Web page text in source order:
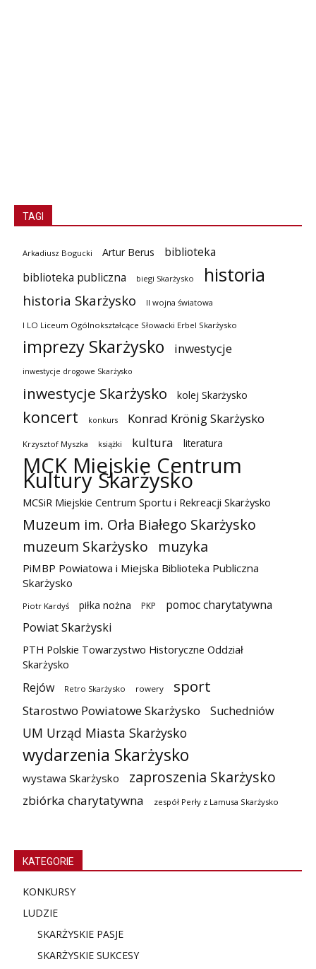
TAGI
Arkadiusz Bogucki Artur Berus
biblioteka
biblioteka publiczna
biegi Skarżysko historia
historia Skarżysko II wojna światowa
I LO Liceum Ogólnokształcące Słowacki Erbel Skarżysko
imprezy Skarżysko inwestycje
inwestycje drogowe Skarżysko
inwestycje Skarżysko kolej Skarżysko
koncert konkurs Konrad Krönig Skarżysko
Krzysztof Myszka książki kultura literatura
MCK Miejskie Centrum
Kultury Skarżysko
MCSiR Miejskie Centrum Sportu i Rekreacji Skarżysko
Muzeum im. Orła Białego Skarżysko
muzeum Skarżysko
muzyka
PiMBP Powiatowa i Miejska Biblioteka Publiczna
Skarżysko
Piotr Kardyś piłka nożna PKP
pomoc charytatywna
Powiat Skarżyski
PTH Polskie Towarzystwo Historyczne Oddział
Skarżysko
Rejów Retro Skarżysko rowery sport
Starostwo Powiatowe Skarżysko Suchedniów
UM Urząd Miasta Skarżysko
wydarzenia Skarżysko
wystawa Skarżysko zaproszenia Skarżysko
zbiórka charytatywna zespół Perły z Lamusa Skarżysko
KATEGORIE
KONKURSY
LUDZIE
SKARŻYSKIE PASJE
SKARŻYSKIE SUKCESY